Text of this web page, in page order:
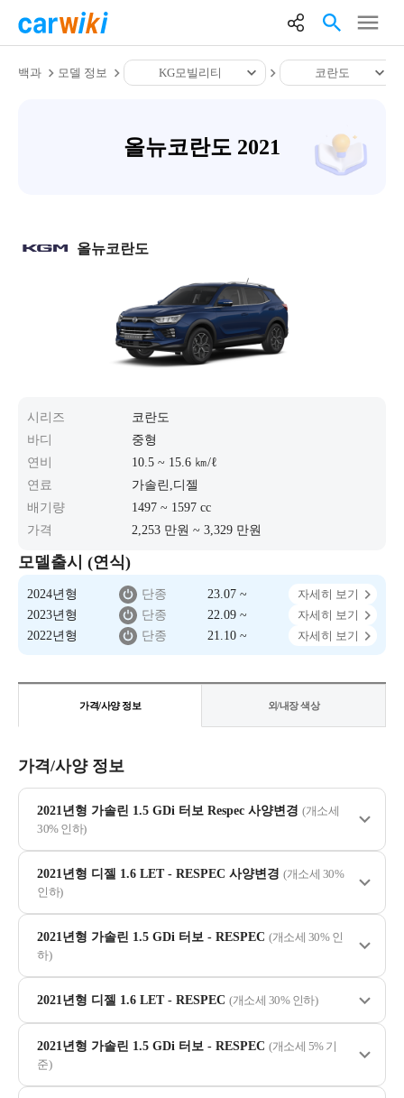
백과 모델 정보 KG모빌리티 코란도
올뉴코란도 2021
올뉴코란도
시리즈
코란도
바디
중형
연비
10.5 ~ 15.6 ㎞/ℓ
연료
가솔린,디젤
배기량
1497 ~ 1597 cc
가격
2,253 만원 ~ 3,329 만원
모델출시 (연식)
2024년형 단종 23.07 ~
자세히 보기
2023년형
단종 22.09 ~
자세히 보기
2022년형
단종 21.10 ~ 자세히 보기
가격/사양 정보 외/내장 색상
가격/사양 정보
2021년형 가솔린 1.5 GDi 터보 Respec 사양변경 (개소세
30% 인하)
2021년형 디젤 1.6 LET - RESPEC 사양변경 (개소세 30%
인하)
2021년형 가솔린 1.5 GDi 터보 - RESPEC (개소세 30% 인
하)
2021년형 디젤 1.6 LET - RESPEC (개소세 30% 인하)
2021년형 가솔린 1.5 GDi 터보 - RESPEC (개소세 5% 기
준)